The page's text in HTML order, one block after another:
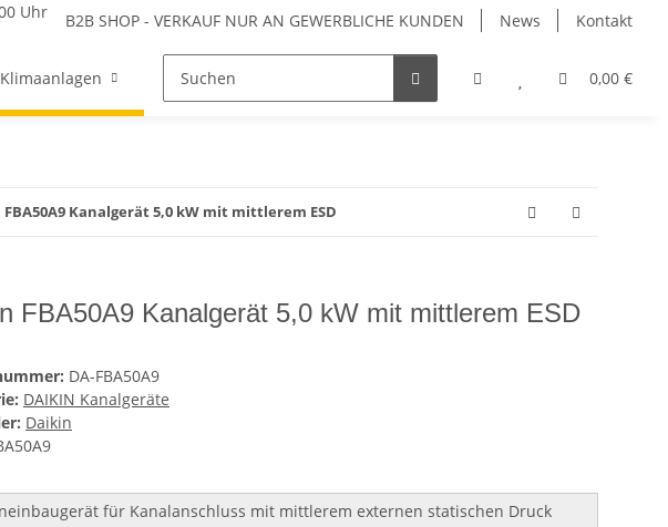
B2B SHOP - VERKAUF NUR AN GEWERBLICHE KUNDEN News Kontakt
Uhr
0,00 €
Klimaanlagen Luftreiniger Wärmepumpen Zubehör
Kanalgerät 5,0 kW mit mittlerem ESD
FBA50A9 Kanalgerät 5,0 kW mit mittlerem ESD
DA-FBA50A9
DAIKIN Kanalgeräte
Daikin
für Kanalanschluss mit mittlerem externen statischen Druck